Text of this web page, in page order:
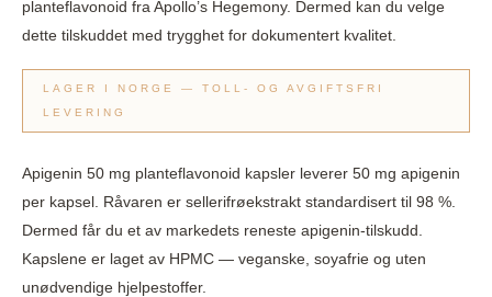
planteflavonoid fra Apollo’s Hegemony. Dermed kan du velge
dette tilskuddet med trygghet for dokumentert kvalitet.
LAGER I NORGE — TOLL- OG AVGIFTSFRI
LEVERING
Apigenin 50 mg planteflavonoid kapsler leverer 50 mg apigenin
per kapsel. Råvaren er sellerifrøekstrakt standardisert til 98 %.
Dermed får du et av markedets reneste apigenin-tilskudd.
Kapslene er laget av HPMC — veganske, soyafrie og uten
unødvendige hjelpestoffer.